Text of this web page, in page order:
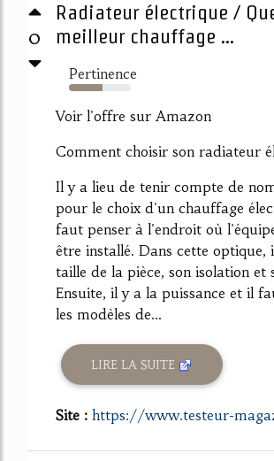
0
Radiateur électrique /
meilleur chauffage ...
Pertinence
54%
Voir l'offre sur Amazon
Comment choisir son radiateur
Il y a lieu de tenir compte de
pour le choix d'un chauffage
faut penser à l'endroit où
être installé. Dans cette
taille de la pièce, son isolation et
Ensuite, il y a la puissance et il
les modèles de...
LIRE LA SUITE
Site : https://www.testeur-